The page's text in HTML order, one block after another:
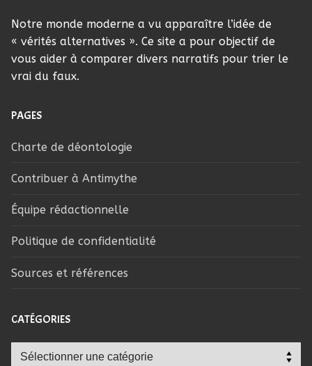
Notre monde moderne a vu apparaître l’idée de
« vérités alternatives ». Ce site a pour objectif de
vous aider à comparer divers narratifs pour trier le
vrai du faux.
PAGES
Charte de déontologie
Contribuer à Antimythe
Équipe rédactionnelle
Politique de confidentialité
Sources et références
CATÉGORIES
Catégories